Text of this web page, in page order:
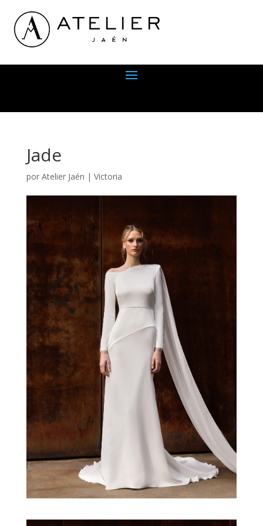
Jade
por Atelier Jaén | Victoria